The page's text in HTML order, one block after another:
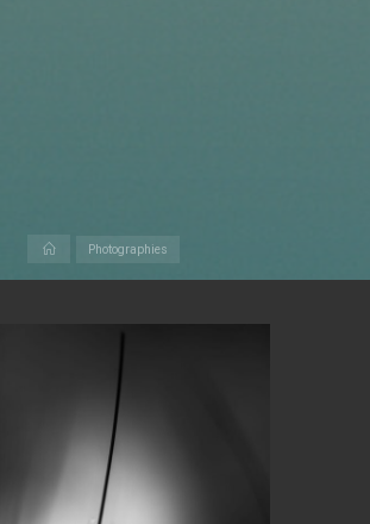
AccueilPhotographies